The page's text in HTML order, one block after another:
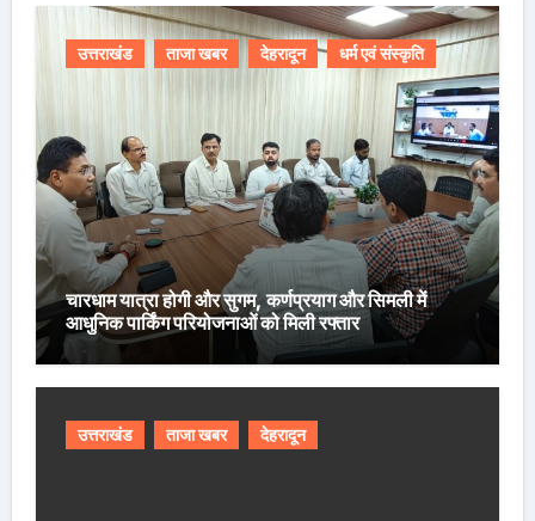
उत्तराखंड ताजा खबर देहरादून धर्म एवं संस्कृति
चारधाम यात्रा होगी और सुगम, कर्णप्रयाग और सिमली में
आधुनिक पार्किंग परियोजनाओं को मिली रफ्तार
उत्तराखंड ताजा खबर देहरादून